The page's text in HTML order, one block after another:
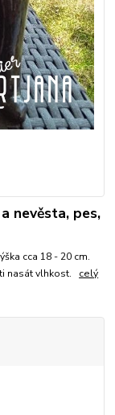
nevěsta, pes,
cca 18 - 20 cm.
nasát vlhkost. celý